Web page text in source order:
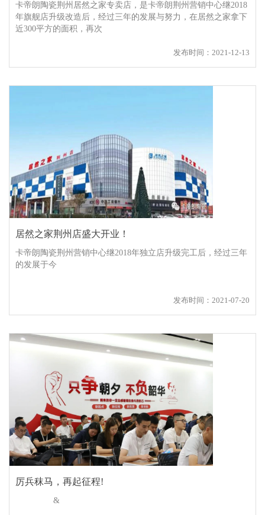
卡帝朗陶瓷荆州居然之家专卖店，是卡帝朗荆州营销中心继2018
年旗舰店升级改造后，经过三年的发展与努力，在居然之家拿下
近300平方的面积，再次
发布时间：2021-12-13
居然之家荆州店盛大开业！
卡帝朗陶瓷荆州营销中心继2018年独立店升级完工后，经过三年
的发展于今
发布时间：2021-07-20
厉兵秣马，再起征程!
&